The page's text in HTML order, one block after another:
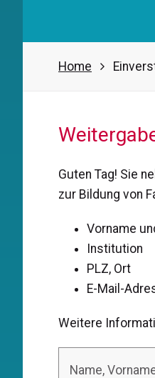
Home
Guten Tag! Sie
zur Bildung von
Vorname
Institution
PLZ, Ort
E-Mail-
Weitere